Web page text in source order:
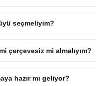
seçmeliyim?
çerçevesiz mi almalıyım?
hazır mı geliyor?